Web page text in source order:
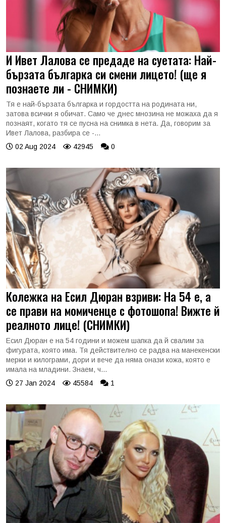
И Ивет Лалова се предаде на суетата: Най-
бързата българка си смени лицето! (ще я
познаете ли - СНИМКИ)
Тя е най-бързата българка и гордостта на родината ни,
затова всички я обичат. Само че днес мнозина не можаха да я
познаят, когато тя се пусна на снимка в нета. Да, говорим за
Ивет Лалова, разбира се -...
02 Aug 2024
42945 0
Колежка на Есил Дюран взриви: На 54 е, а
се прави на момиченце с фотошопа! Вижте й
реалното лице! (СНИМКИ)
Есил Дюран е на 54 години и можем шапка да й свалим за
фигурата, която има. Тя действително се радва на манекенски
мерки и килограми, дори и вече да няма онази кожа, която е
имала на младини. Знаем, ч...
27 Jan 2024
45584 1